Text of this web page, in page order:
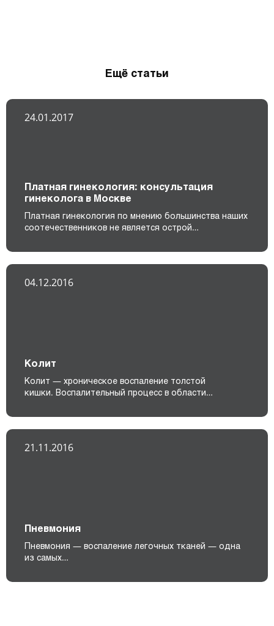
Ещё статьи
24.01.2017
Платная гинекология: консультация
гинеколога в Москве
Платная гинекология по мнению большинства наших
соотечественников не является острой…
04.12.2016
Колит
Колит — хроническое воспаление толстой
кишки. Воспалительный процесс в области…
21.11.2016
Пневмония
Пневмония — воспаление легочных тканей — одна
из самых…